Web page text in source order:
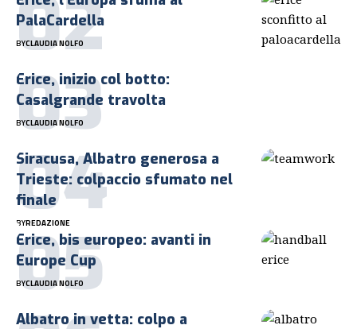
PalaCardella
BYCLAUDIA NOLFO
Erice, inizio col botto:
Casalgrande travolta
BYCLAUDIA NOLFO
Siracusa, Albatro generosa a
Trieste: colpaccio sfumato nel
finale
BYREDAZIONE
Erice, bis europeo: avanti in
Europe Cup
BYCLAUDIA NOLFO
Albatro in vetta: colpo a